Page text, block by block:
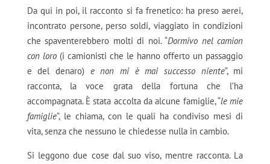
Da qui in poi, il racconto si fa frenetico: ha preso aerei,
incontrato persone, perso soldi, viaggiato in condizioni
che spaventerebbero molti di noi. “Dormivo nel camion
con loro (i camionisti che le hanno offerto un passaggio
e del denaro) e non mi è mai successo niente”, mi
racconta, la voce grata della fortuna che l’ha
accompagnata. È stata accolta da alcune famiglie, “le mie
famiglie”, le chiama, con le quali ha condiviso mesi di
vita, senza che nessuno le chiedesse nulla in cambio.
Si leggono due cose dal suo viso, mentre racconta. La